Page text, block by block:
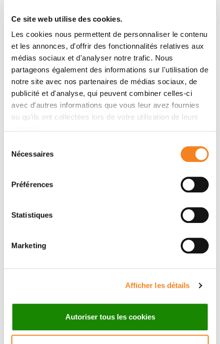
Ce site web utilise des cookies.
Les cookies nous permettent de personnaliser le contenu
et les annonces, d'offrir des fonctionnalités relatives aux
médias sociaux et d'analyser notre trafic. Nous
partageons également des informations sur l'utilisation de
notre site avec nos partenaires de médias sociaux, de
publicité et d'analyse, qui peuvent combiner celles-ci
avec d'autres informations que vous leur avez fournies
ou qu'ils ont collectées lors de votre utilisation de leurs
Nécessaires
Préférences
Statistiques
Marketing
Afficher les détails
Autoriser tous les cookies
Marie-Laure Arcangeli, Philippe Brault, Jean-Henri
Barroca, Serge Koscielny, Françoise Pflumio, Sophie
Amsellem
Members
EMILIE HENRY